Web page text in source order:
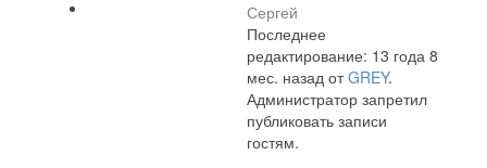
Сергей
Последнее
редактирование: 13 года 8
мес. назад отGREY.
Администратор запретил
публиковать записи
гостям.